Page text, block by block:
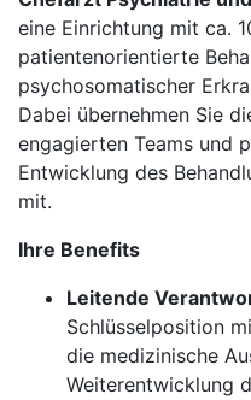
eine Einrichtung mit ca.
patientenorientierte
psychosomatischer
Dabei übernehmen Sie
engagierten Teams und
Entwicklung des
mit.
Ihre Benefits
Leitende
Schlüsselposition
die medizinische
Weiterentwicklung